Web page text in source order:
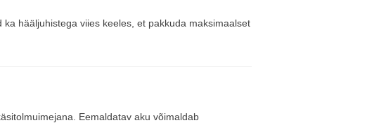
hääljuhistega viies keeles, et pakkuda maksimaalset
Eemaldatav aku võimaldab